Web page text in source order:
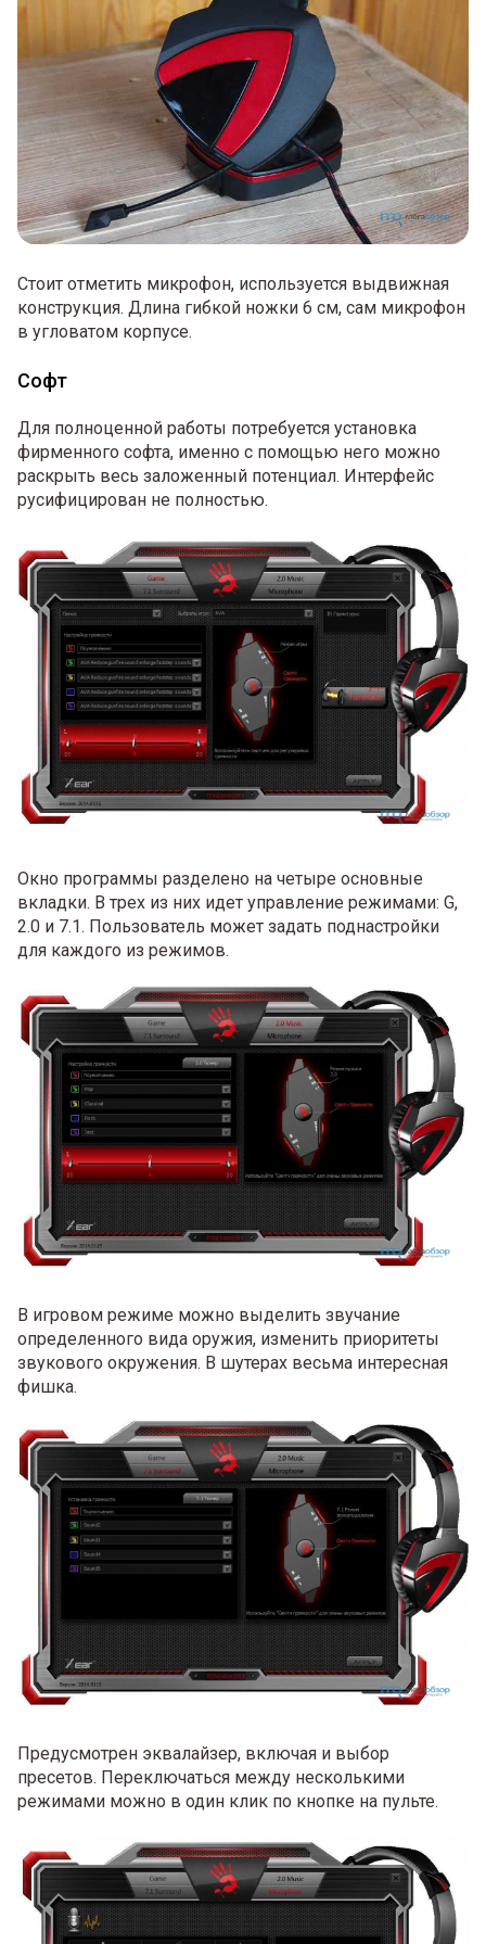
Стоит отметить микрофон, используется выдвижная
конструкция. Длина гибкой ножки 6 см, сам микрофон
в угловатом корпусе.
Софт
Для полноценной работы потребуется установка
фирменного софта, именно с помощью него можно
раскрыть весь заложенный потенциал. Интерфейс
русифицирован не полностью.
Окно программы разделено на четыре основные
вкладки. В трех из них идет управление режимами: G,
2.0 и 7.1. Пользователь может задать поднастройки
для каждого из режимов.
В игровом режиме можно выделить звучание
определенного вида оружия, изменить приоритеты
звукового окружения. В шутерах весьма интересная
фишка.
Предусмотрен эквалайзер, включая и выбор
пресетов. Переключаться между несколькими
режимами можно в один клик по кнопке на пульте.